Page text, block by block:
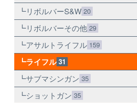
リボルバーS&W 20
リボルバーその他 29
アサルトライフル 159
ライフル 31
サブマシンガン 35
ショットガン 35